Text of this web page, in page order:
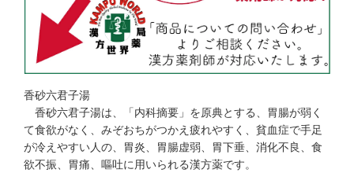
香砂六君子湯
香砂六君子湯は、「内科摘要」を原典とする、胃腸が弱く
て食欲がなく、みぞおちがつかえ疲れやすく、貧血症で手足
が冷えやすい人の、胃炎、胃腸虚弱、胃下垂、消化不良、食
欲不振、胃痛、嘔吐に用いられる漢方薬です。